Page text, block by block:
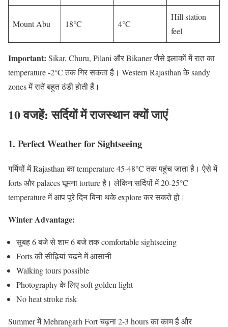
Mount Abu 18°C 4°C
Hill station
feel
Important: Sikar, Churu, Pilani और Bikaner जैसे इलाकों में रात का
temperature -2°C तक गिर सकता है। Western Rajasthan के sandy
zones में रातें बहुत ठंडी होती हैं।
10 वजहें: सर्दियों में राजस्थान क्यों जाएं
1. Perfect Weather for Sightseeing
गर्मियों में Rajasthan का temperature 45-48°C तक पहुंच जाता है। ऐसे में
forts और palaces घूमना torture है। लेकिन सर्दियों में 20-25°C
temperature में आप पूरे दिन बिना थके explore कर सकते हो।
Winter Advantage:
सुबह 6 बजे से शाम 6 बजे तक comfortable sightseeing
Forts की सीढ़ियां चढ़ने में आसानी
Walking tours possible
Photography के लिए soft golden light
No heat stroke risk
Summer में Mehrangarh Fort चढ़ना 2-3 hours का काम है और